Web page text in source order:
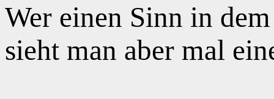
Wer einen Sinn in
sieht man aber mal